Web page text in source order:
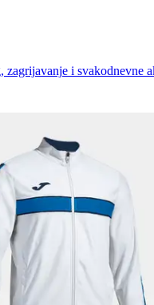
zagrijavanje i svakodnevne